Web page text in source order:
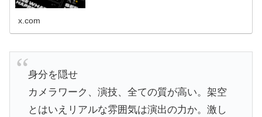
x.com
身分を隠せ
カメラワーク、演技、全ての質が高い。架空
とはいえリアルな雰囲気は演出の力か。激し